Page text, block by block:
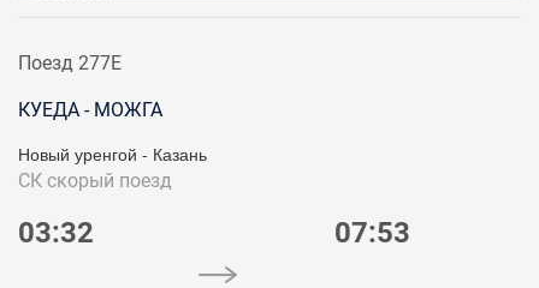
Поезд 277Е
КУЕДА - МОЖГА
Новый уренгой - Казань
СК скорый поезд
03:32 07:53